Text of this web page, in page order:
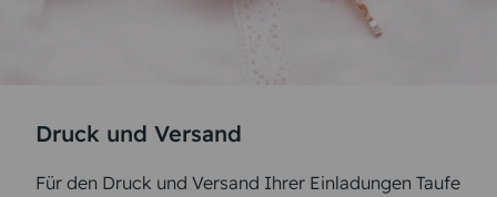
Druck und Versand
Für den Druck und Versand Ihrer Einladungen Taufe